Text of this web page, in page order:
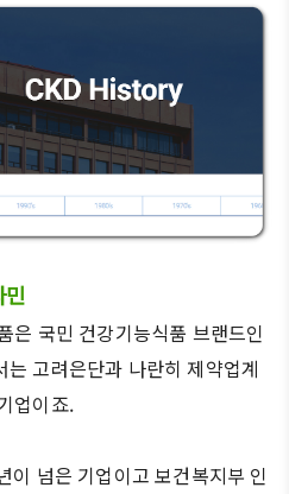
은 국민 건강기능식품 브랜드인
고려은단과 나란히 제약업계
업이죠.
이 넘은 기업이고 보건복지부 인